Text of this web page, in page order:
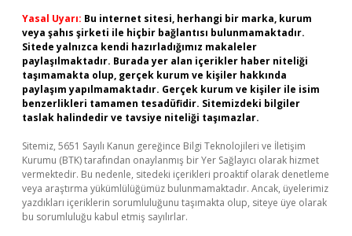
Yasal Uyarı: Bu internet sitesi, herhangi bir marka, kurum
veya şahıs şirketi ile hiçbir bağlantısı bulunmamaktadır.
Sitede yalnızca kendi hazırladığımız makaleler
paylaşılmaktadır. Burada yer alan içerikler haber niteliği
taşımamakta olup, gerçek kurum ve kişiler hakkında
paylaşım yapılmamaktadır. Gerçek kurum ve kişiler ile isim
benzerlikleri tamamen tesadüfidir. Sitemizdeki bilgiler
taslak halindedir ve tavsiye niteliği taşımazlar.
Sitemiz, 5651 Sayılı Kanun gereğince Bilgi Teknolojileri ve İletişim
Kurumu (BTK) tarafından onaylanmış bir Yer Sağlayıcı olarak hizmet
vermektedir. Bu nedenle, sitedeki içerikleri proaktif olarak denetleme
veya araştırma yükümlülüğümüz bulunmamaktadır. Ancak, üyelerimiz
yazdıkları içeriklerin sorumluluğunu taşımakta olup, siteye üye olarak
bu sorumluluğu kabul etmiş sayılırlar.